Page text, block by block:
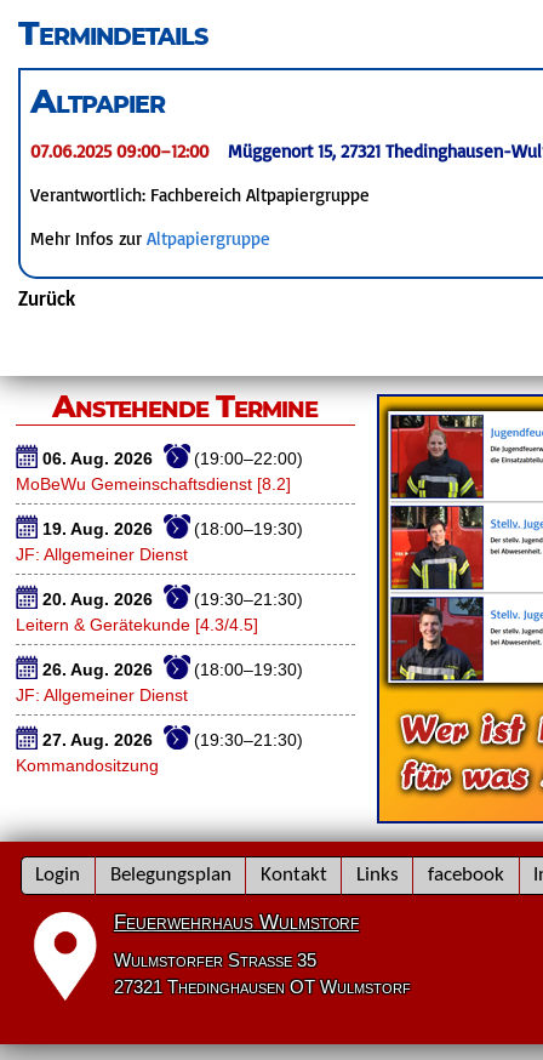
Termindetails
Altpapier
07.06.2025 09:00–12:00
Müggenort 15, 27321 Thedinghausen-
Verantwortlich: Fachbereich Altpapiergruppe
Mehr Infos zurAltpapiergruppe
Zurück
Anstehende Termine
06. Aug. 2026
(19:00–22:00)
MoBeWu Gemeinschaftsdienst [8.2]
19. Aug. 2026
(18:00–19:30)
JF: Allgemeiner Dienst
20. Aug. 2026
(19:30–21:30)
Leitern & Gerätekunde [4.3/4.5]
26. Aug. 2026
(18:00–19:30)
JF: Allgemeiner Dienst
27. Aug. 2026
(19:30–21:30)
Kommandositzung
Navigation
überspringen
Login Belegungsplan Kontakt Links facebook
Feuerwehrhaus Wulmstorf
Wulmstorfer Straße 35
27321 Thedinghausen OT Wulmstorf